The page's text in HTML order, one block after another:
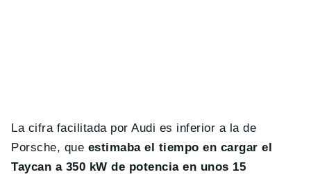
La cifra facilitada por Audi es inferior a la de
Porsche, que estimaba el tiempo en cargar el
Taycan a 350 kW de potencia en unos 15